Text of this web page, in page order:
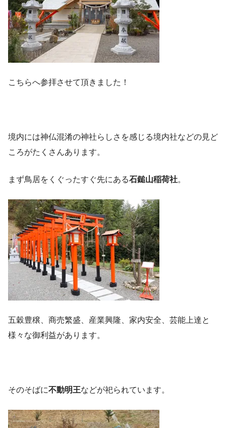
こちらへ参拝させて頂きました！
境内には神仏混淆の神社らしさを感じる境内社などの見ど
ころがたくさんあります。
まず鳥居をくぐったすぐ先にある石鎚山稲荷社。
五穀豊穣、商売繁盛、産業興隆、家内安全、芸能上達と
様々な御利益があります。
そのそばに不動明王などが祀られています。